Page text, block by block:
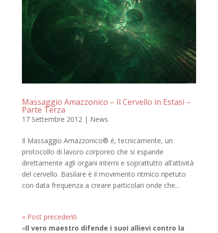
Massaggio Amazzonico – Il Cervello in Estasi –
Parte Terza
17 Settembre 2012 | News
Il Massaggio Amazzonico® è, tecnicamente, un
protocollo di lavoro corporeo che si espande
direttamente agli organi interni e soprattutto all’attività
del cervello. Basilare è il movimento ritmico ripetuto
con data frequenza a creare particolari onde che...
« Post precedenti
«Il vero maestro difende i suoi allievi contro la